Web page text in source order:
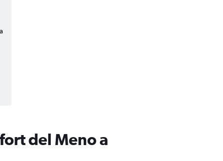
del Meno a